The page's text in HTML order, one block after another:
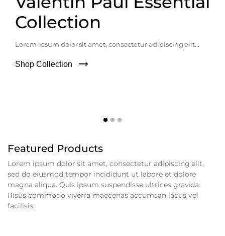
Collection
Lorem ipsum dolor sit amet, consectetur adipiscing elit...
Shop Collection
Featured Products
Lorem ipsum dolor sit amet, consectetur adipiscing elit,
sed do eiusmod tempor incididunt ut labore et dolore
magna aliqua. Quis ipsum suspendisse ultrices gravida.
Risus commodo viverra maecenas accumsan lacus vel
facilisis.